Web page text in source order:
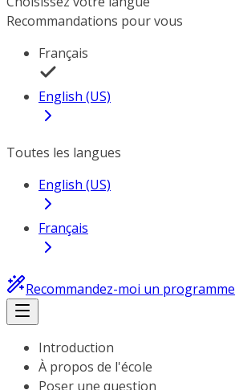
Recommandations pour vous
Français
English (US)
Toutes les langues
English (US)
Français
Recommandez-moi un programme
Introduction
À propos de l'école
Poser une question